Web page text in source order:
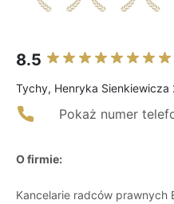
8.5
Tychy, Henryka Sienkiewicza
Pokaż numer
O firmie:
Kancelarie radców prawnych